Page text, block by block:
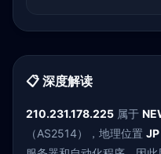
📋 深度解读
210.231.178.225 属于
（AS2514），地理位置